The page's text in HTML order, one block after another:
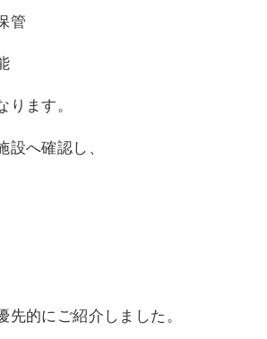
管
ります。
設へ確認し、
先的にご紹介しました。